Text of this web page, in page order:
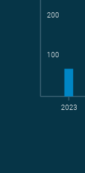
2023
100
200